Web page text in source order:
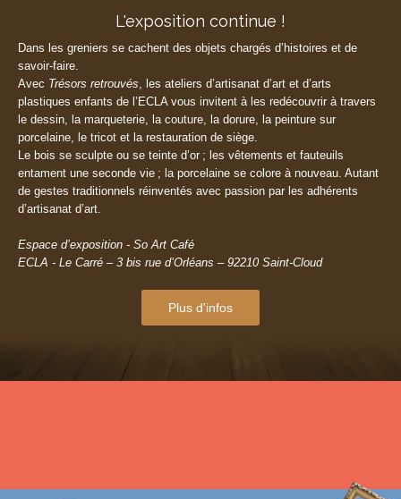
L'exposition continue !
Dans les greniers se cachent des objets chargés d’histoires et de
savoir-faire.
Avec Trésors retrouvés , les ateliers d’artisanat d’art et d’arts
plastiques enfants de l’ECLA vous invitent à les redécouvrir à travers
le dessin, la marqueterie, la couture, la dorure, la peinture sur
porcelaine, le tricot et la restauration de siège.
Le bois se sculpte ou se teinte d’or ; les vêtements et fauteuils
entament une seconde vie ; la porcelaine se colore à nouveau. Autant
de gestes traditionnels réinventés avec passion par les adhérents
d’artisanat d’art.
Espace d’exposition - So Art Café
ECLA - Le Carré – 3 bis rue d’Orléans – 92210 Saint-Cloud
Plus d'infos